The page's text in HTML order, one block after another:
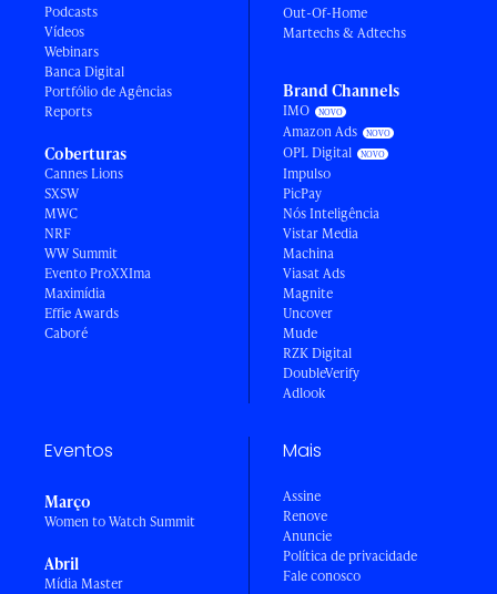
Podcasts
Vídeos
Webinars
Banca Digital
Portfólio de Agências
Reports
Coberturas
Cannes Lions
SXSW
MWC
NRF
WW Summit
Evento ProXXIma
Maximídia
Effie Awards
Caboré
Out-Of-Home
Martechs & Adtechs
Brand Channels
IMO
Amazon Ads
OPL Digital
Impulso
PicPay
Nós Inteligência
Vistar Media
Machina
Viasat Ads
Magnite
Uncover
Mude
RZK Digital
DoubleVerify
Adlook
Eventos
Março
Women to Watch Summit
Abril
Mídia Master
Mais
Assine
Renove
Anuncie
Política de privacidade
Fale conosco